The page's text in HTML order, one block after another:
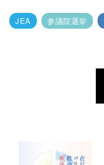
JEA 参議院選挙